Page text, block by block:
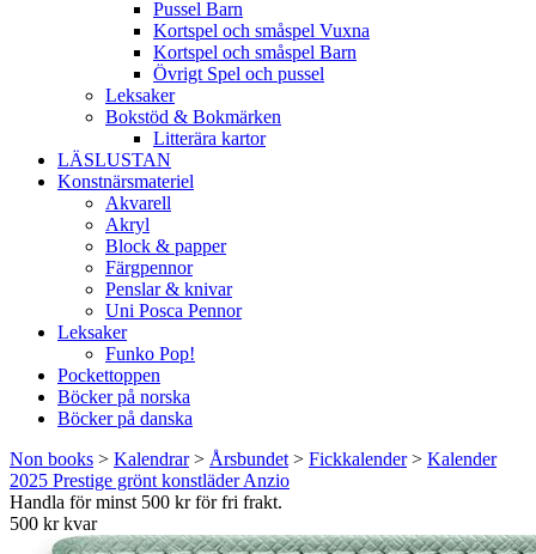
Pussel Barn
Kortspel och småspel Vuxna
Kortspel och småspel Barn
Övrigt Spel och pussel
Leksaker
Bokstöd & Bokmärken
Litterära kartor
LÄSLUSTAN
Konstnärsmateriel
Akvarell
Akryl
Block & papper
Färgpennor
Penslar & knivar
Uni Posca Pennor
Leksaker
Funko Pop!
Pockettoppen
Böcker på norska
Böcker på danska
Non books > Kalendrar> Årsbundet > Fickkalender> Kalender
2025 Prestige grönt konstläder Anzio
Handla för minst 500 kr för fri frakt.
500 kr kvar